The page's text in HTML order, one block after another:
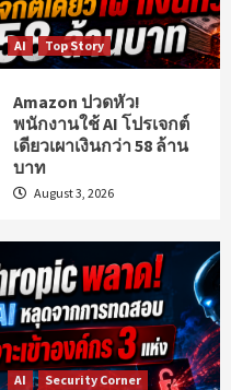
AI Top Story
Amazon ปวดหัว!
พนักงานใช้ AI โปรเจกต์
เดียวเผาเงินกว่า 58 ล้าน
บาท
August 3, 2026
AI
Security Corner